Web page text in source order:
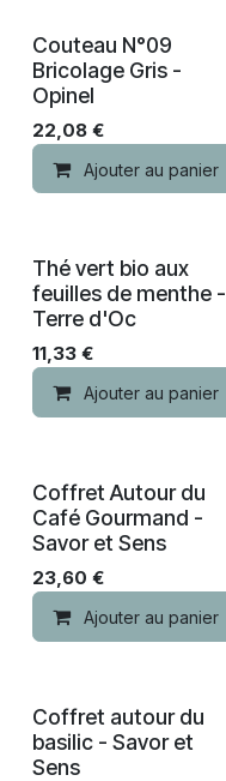
Nouveau !
Couteau N°09
Bricolage Gris -
Opinel
22,08 €
Ajouter au panier
Thé vert bio aux
feuilles de menthe -
Terre d'Oc
11,33 €
Ajouter au panier
Coffret Autour du
Café Gourmand -
Savor et Sens
23,60 €
Ajouter au panier
Coffret autour du
basilic - Savor et
Sens